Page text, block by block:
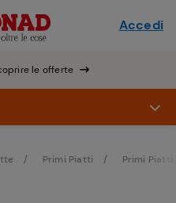
le offerte
Accedi
Primi Piatti Primi